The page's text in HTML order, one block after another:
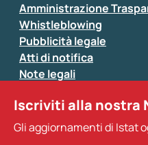
Amministrazione
Whistleblowing
Pubblicità legale
Atti di notifica
Note legali
Sistan
Altri servizi
Iscriviti alla nostra
Gli aggiornamenti di Istat